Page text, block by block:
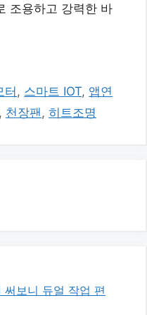
조용하고 강력한 바
터 , 스마트 IOT, 앱연
, 천장팬 , 히트조명
보니 듀얼 작업 편